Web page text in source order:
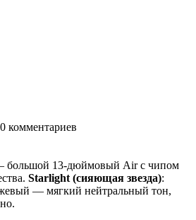
0 комментариев
большой 13-дюймовый Air с чипом
Starlight (сияющая звезда):
— мягкий нейтральный тон,